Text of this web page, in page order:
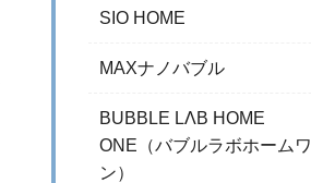
SIO HOME
MAXナノバブル
BUBBLE LΛB HOME
ONE（バブルラボホームワ
ン）